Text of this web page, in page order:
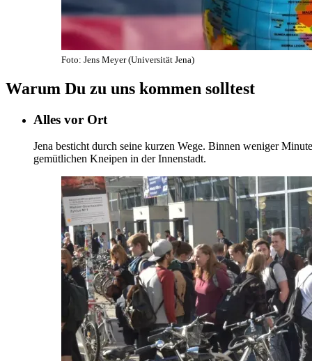
Foto: Jens Meyer (Universität Jena)
Warum Du zu uns kommen solltest
Alles vor Ort
Jena besticht durch seine kurzen Wege. Binnen weniger
gemütlichen Kneipen in der Innenstadt.